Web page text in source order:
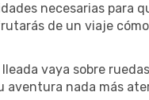
necesarias para
de un viaje
vaya sobre
aventura nada más